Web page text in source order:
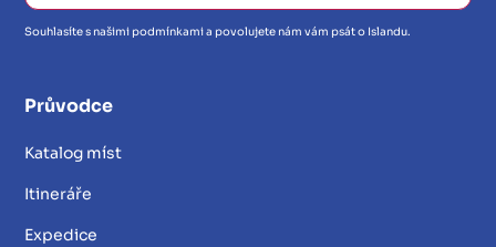
Souhlasíte s našimi podmínkami a povolujete nám vám psát o Islandu.
Průvodce
Katalog míst
Itineráře
Expedice